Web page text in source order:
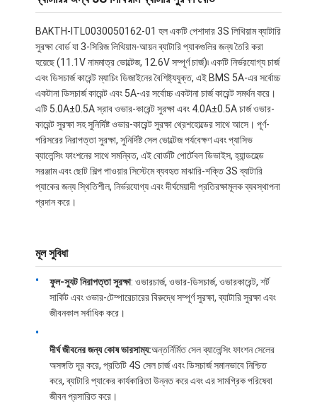
BAKTH-ITL0030050162-01 হল একটি পেশাদার 3S লিথিয়াম ব্যাটারি
সুরক্ষা বোর্ড যা 3-সিরিজ লিথিয়াম-আয়ন ব্যাটারি প্যাকগুলির জন্য তৈরি করা
হয়েছে (11.1V নামমাত্র ভোল্টেজ, 12.6V সম্পূর্ণ চার্জ)৷ একটি নির্ভরযোগ্য চার্জ
এবং ডিসচার্জ কারেন্ট ম্যাচিং ডিজাইনের বৈশিষ্ট্যযুক্ত, এই BMS 5A-এর সর্বোচ্চ
একটানা ডিসচার্জ কারেন্ট এবং 5A-এর সর্বোচ্চ একটানা চার্জ কারেন্ট সমর্থন করে।
এটি 5.0A±0.5A স্রাব ওভার-কারেন্ট সুরক্ষা এবং 4.0A±0.5A চার্জ ওভার-
কারেন্ট সুরক্ষা সহ সুনির্দিষ্ট ওভার-কারেন্ট সুরক্ষা থ্রেশহোল্ডের সাথে আসে। পূর্ণ-
পরিসরের নিরাপত্তা সুরক্ষা, সুনির্দিষ্ট সেল ভোল্টেজ পর্যবেক্ষণ এবং প্যাসিভ
ব্যালেন্সিং ফাংশনের সাথে সমন্বিত, এই বোর্ডটি পোর্টেবল ডিভাইস, হ্যান্ডহেল্ড
সরঞ্জাম এবং ছোট শিল্প পাওয়ার সিস্টেমে ব্যবহৃত মাঝারি-শক্তি 3S ব্যাটারি
প্যাকের জন্য স্থিতিশীল, নির্ভরযোগ্য এবং দীর্ঘমেয়াদী প্রতিরক্ষামূলক ব্যবস্থাপনা
প্রদান করে।
মূল সুবিধা
ফুল-স্যুট নিরাপত্তা সুরক্ষা: ওভারচার্জ, ওভার-ডিসচার্জ, ওভারকারেন্ট, শর্ট
সার্কিট এবং ওভার-টেম্পারেচারের বিরুদ্ধে সম্পূর্ণ সুরক্ষা, ব্যাটারি সুরক্ষা এবং
জীবনকাল সর্বাধিক করে।
দীর্ঘ জীবনের জন্য কোষ ভারসাম্য:অন্তর্নির্মিত সেল ব্যালেন্সিং ফাংশন সেলের
অসঙ্গতি দূর করে, প্রতিটি 4S সেল চার্জ এবং ডিসচার্জ সমানভাবে নিশ্চিত
করে, ব্যাটারি প্যাকের কার্যকারিতা উন্নত করে এবং এর সামগ্রিক পরিষেবা
জীবন প্রসারিত করে।